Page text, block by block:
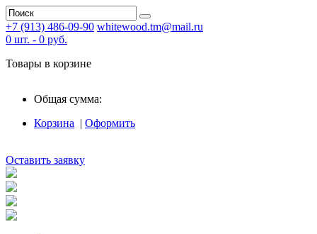
+7 (913) 486-09-90 whitewood.tm@mail.ru
0 шт. - 0 руб.
Товары в корзине
Общая сумма:
Корзина | Оформить
Оставить заявку